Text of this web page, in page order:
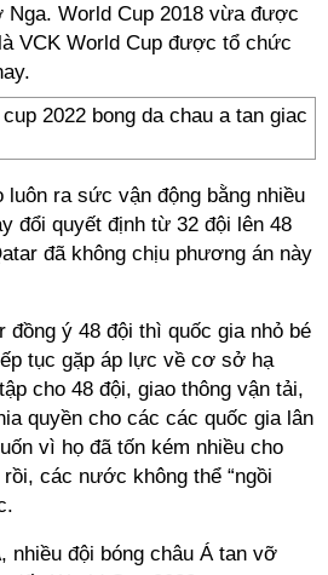
Nga. World Cup 2018 vừa được
VCK World Cup được tổ chức
luôn ra sức vận động bằng nhiều
đổi quyết định từ 32 đội lên 48
đã không chịu phương án này
đồng ý 48 đội thì quốc gia nhỏ bé
tục gặp áp lực về cơ sở hạ
cho 48 đội, giao thông vận tải,
quyền cho các các quốc gia lân
vì họ đã tốn kém nhiều cho
các nước không thể “ngồi
nhiều đội bóng châu Á tan vỡ